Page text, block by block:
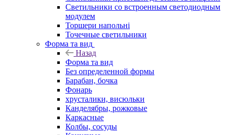
Светильники со встроенным светодиодным
модулем
Торшери напольні
Точечные светильники
Форма та вид
Назад
Форма та вид
Без определенной формы
Барабан, бочка
Фонарь
хрусталики, висюльки
Канделябры, рожковые
Каркасные
Колбы, сосуды